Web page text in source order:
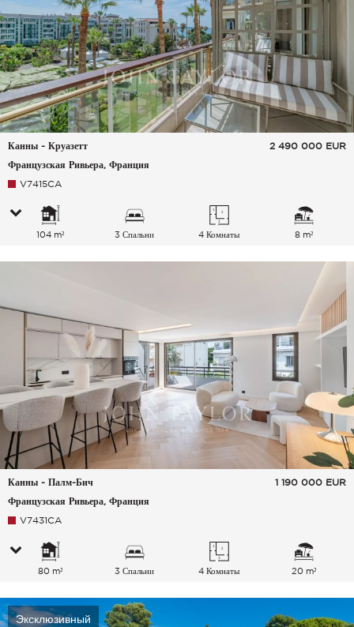
Канны - Круазетт
Французская Ривьера, Франция
2 490 000 EUR
V7415CA
104 m² 3 Спальни 4 Комнаты 8 m²
Канны - Палм-Бич
Французская Ривьера, Франция
1 190 000 EUR
V7431CA
80 m² 3 Спальни 4 Комнаты 20 m²
Эксклюзивный